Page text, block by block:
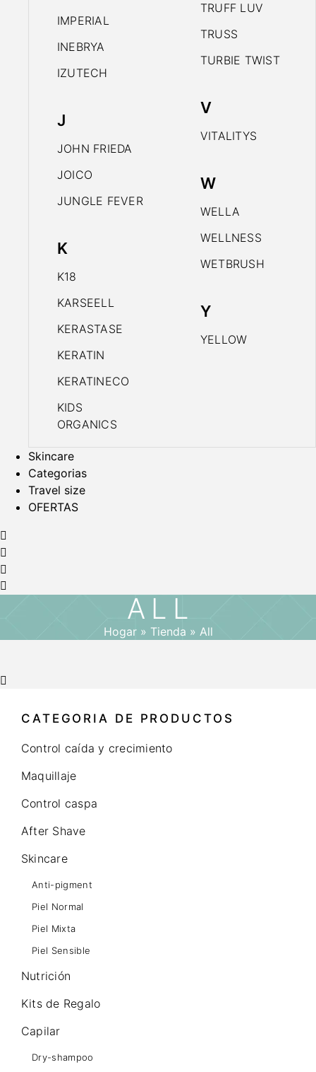
IMPERIAL
INEBRYA
IZUTECH
J
JOHN FRIEDA
JOICO
JUNGLE FEVER
K
K18
KARSEELL
KERASTASE
KERATIN
KERATINECO
KIDS
ORGANICS
TRUFF LUV
TRUSS
TURBIE TWIST
V
VITALITYS
W
WELLA
WELLNESS
WETBRUSH
Y
YELLOW
Skincare
Categorias
Travel size
OFERTAS
ALL
Hogar » Tienda » All
CATEGORIA DE PRODUCTOS
Control caída y crecimiento
Maquillaje
Control caspa
After Shave
Skincare
Anti-pigment
Piel Normal
Piel Mixta
Piel Sensible
Nutrición
Kits de Regalo
Capilar
Dry-shampoo